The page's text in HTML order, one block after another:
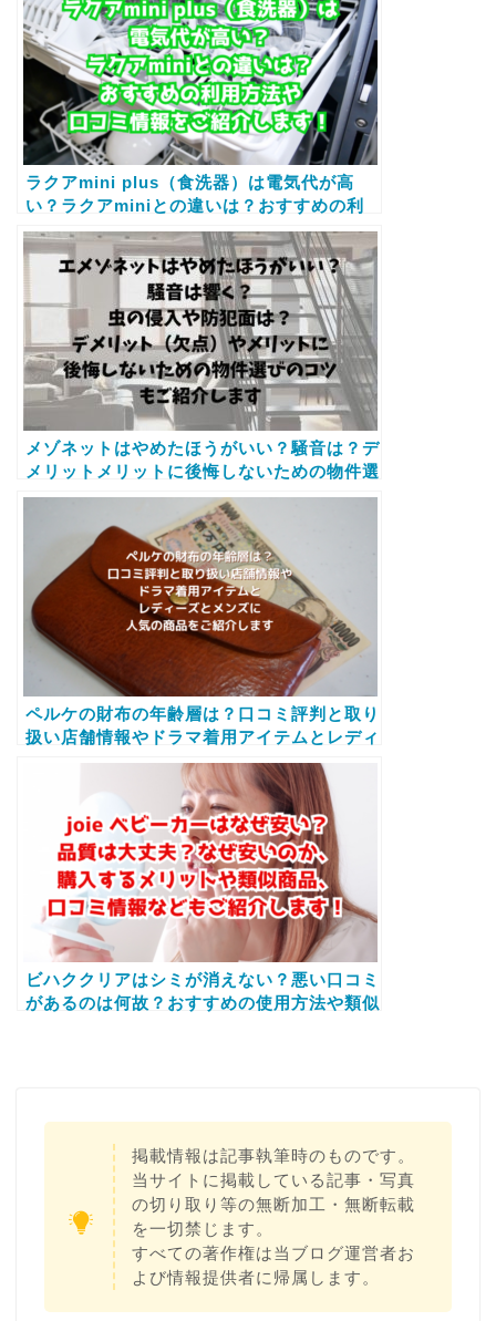
ラクアmini plus（食洗器）は電気代が高
い？ラクアminiとの違いは？おすすめの利
用方法や口コミ情報をご紹介します！
メゾネットはやめたほうがいい？騒音は？デ
メリットメリットに後悔しないための物件選
びのコツもご紹介します
ペルケの財布の年齢層は？口コミ評判と取り
扱い店舗情報やドラマ着用アイテムとレディ
ーズとメンズに人気の商品をご紹介します
ビハククリアはシミが消えない？悪い口コミ
があるのは何故？おすすめの使用方法や類似
掲載情報は記事執筆時のものです。
当サイトに掲載している記事・写真
の切り取り等の無断加工・無断転載
を一切禁じます。
すべての著作権は当ブログ運営者お
よび情報提供者に帰属します。